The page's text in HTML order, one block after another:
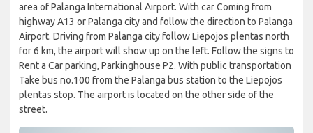
area of Palanga International Airport. With car Coming from
highway A13 or Palanga city and follow the direction to Palanga
Airport. Driving from Palanga city follow Liepojos plentas north
for 6 km, the airport will show up on the left. Follow the signs to
Rent a Car parking, Parkinghouse P2. With public transportation
Take bus no.100 from the Palanga bus station to the Liepojos
plentas stop. The airport is located on the other side of the
street.